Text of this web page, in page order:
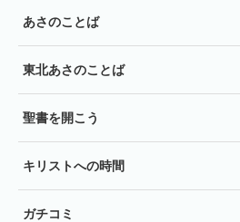
あさのことば
東北あさのことば
聖書を開こう
キリストへの時間
ガチコミ